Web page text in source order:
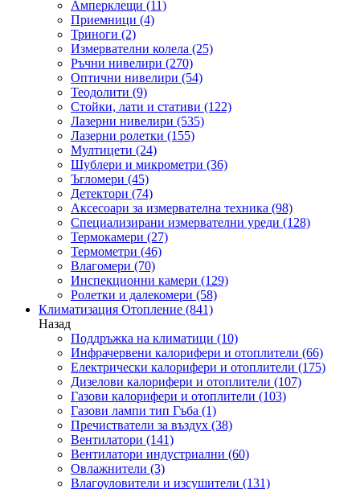
Амперклещи (11)
Приемници (4)
Триноги (2)
Измервателни колела (25)
Ръчни нивелири (270)
Оптични нивелири (54)
Теодолити (9)
Стойки, лати и стативи (122)
Лазерни нивелири (535)
Лазерни ролетки (155)
Мултицети (24)
Шублери и микрометри (36)
Ъгломери (45)
Детектори (74)
Аксесоари за измервателна техника (98)
Специализирани измервателни уреди (128)
Термокамери (27)
Термометри (46)
Влагомери (70)
Инспекционни камери (129)
Ролетки и далекомери (58)
Климатизация Отопление (841)
Назад
Поддръжка на климатици (10)
Инфрачервени калорифери и отоплители (66)
Електрически калорифери и отоплители (175)
Дизелови калорифери и отоплители (107)
Газови калорифери и отоплители (103)
Газови лампи тип Гъба (1)
Пречистватели за въздух (38)
Вентилатори (141)
Вентилатори индустриални (60)
Овлажнители (3)
Влагоуловители и изсушители (131)